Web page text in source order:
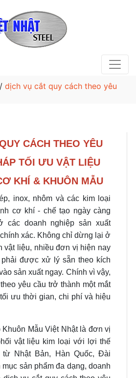
/ dịch vụ cắt quy cách theo yêu
CÁCH THEO YÊU
TỐI ƯU VẬT LIỆU
KHÍ & KHUÔN MẪU
inox, nhôm và các kim loại
cơ khí - chế tạo ngày càng
các doanh nghiệp sản xuất
xác. Không chỉ dừng lại ở
vật liệu, nhiều đơn vị hiện nay
được xử lý sẵn theo kích
sản xuất ngay. Chính vì vậy,
yêu cầu trở thành một mắt
ưu thời gian, chi phí và hiệu
Mẫu Việt Nhật là đơn vị
vật liệu kim loại với lợi thế
Nhật Bản, Hàn Quốc, Đài
sản phẩm đa dạng, doanh